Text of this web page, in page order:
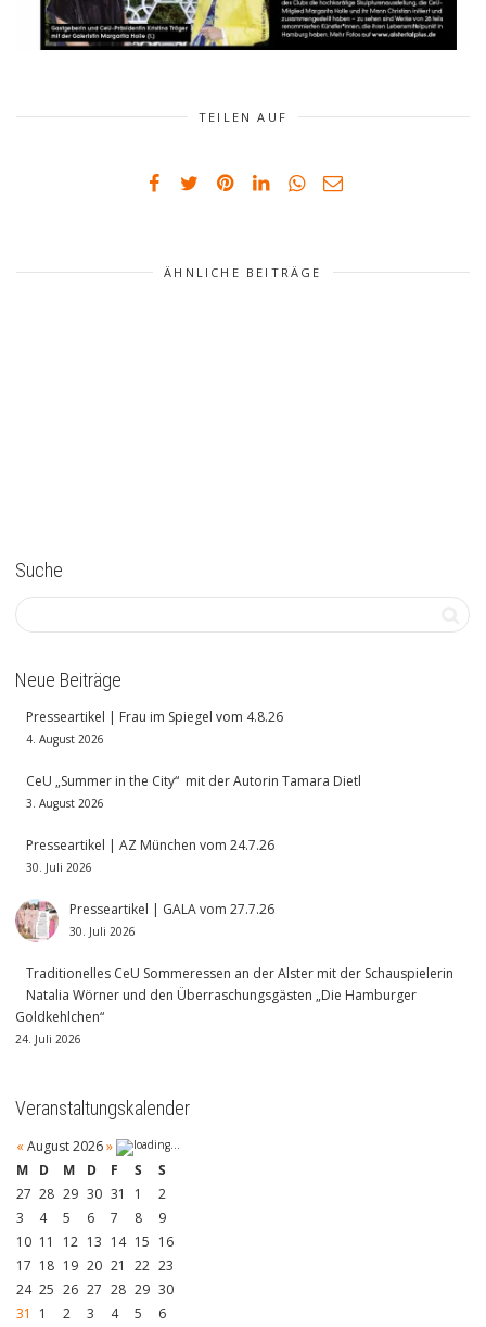
TEILEN AUF
ÄHNLICHE BEITRÄGE
Suche
Neue Beiträge
Presseartikel | Frau im Spiegel vom 4.8.26
4. August 2026
CeU „Summer in the City“ mit der Autorin Tamara Dietl
3. August 2026
Presseartikel | AZ München vom 24.7.26
30. Juli 2026
Presseartikel | GALA vom 27.7.26
30. Juli 2026
Traditionelles CeU Sommeressen an der Alster mit der Schauspielerin
Natalia Wörner und den Überraschungsgästen „Die Hamburger
Goldkehlchen“
24. Juli 2026
Veranstaltungskalender
« August 2026»
M
D M D F S
S
27 28 29 30 31 1
2
3
4 5 6 7 8
9
10 11 12 13 14 15 16
17 18 19 20 21 22 23
24 25 26 27 28 29 30
31
1 2 3 4 5 6